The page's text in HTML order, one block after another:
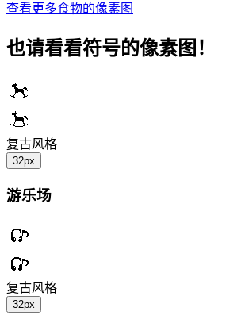
查看更多食物的像素图
也请看看符号的像素图！
复古风格
32px
游乐场
复古风格
32px